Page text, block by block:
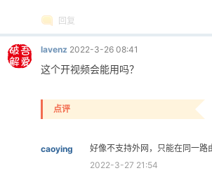
回复
lavenz 2022-3-26 08:41
这个开视频会能用吗？
点评
caoying 好像不支持外网，只能在同一路
2022-3-27 21:54